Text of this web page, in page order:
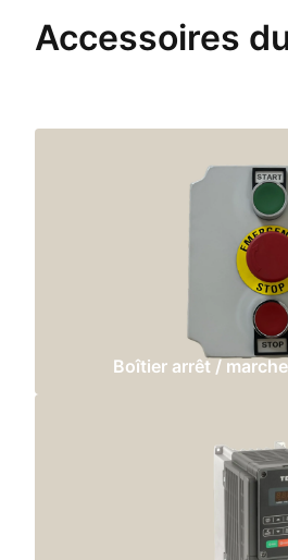
Accessoires
Boîtier arrêt /